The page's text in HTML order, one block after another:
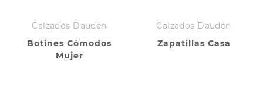
Calzados Daudén
Botines Cómodos
Mujer
Calzados Daudén
Zapatillas Casa